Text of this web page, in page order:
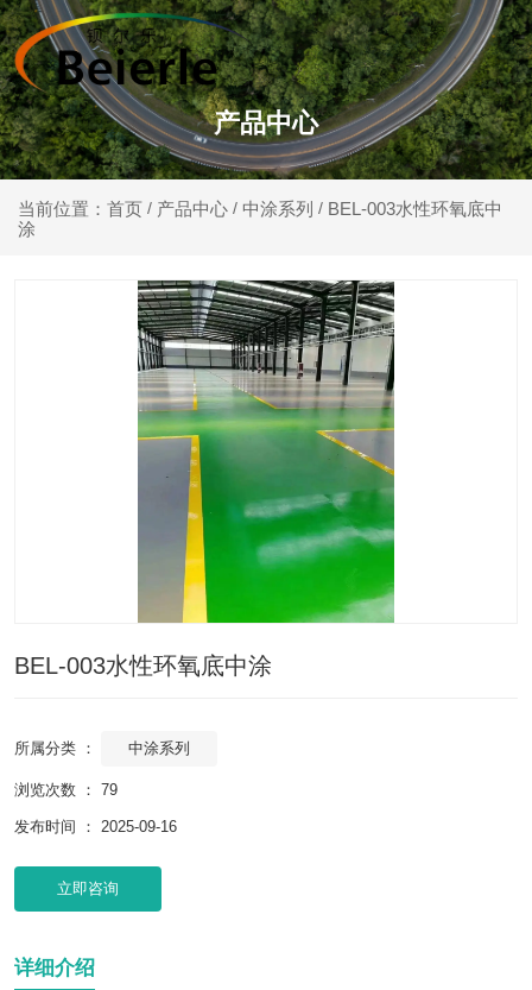
产品中心
当前位置：首页 / 产品中心 / 中涂系列 / BEL-003水性环氧底中
涂
BEL-003水性环氧底中涂
所属分类 ： 中涂系列
浏览次数 ： 79
发布时间 ： 2025-09-16
立即咨询
详细介绍